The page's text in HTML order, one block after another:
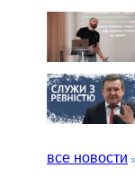
все новости